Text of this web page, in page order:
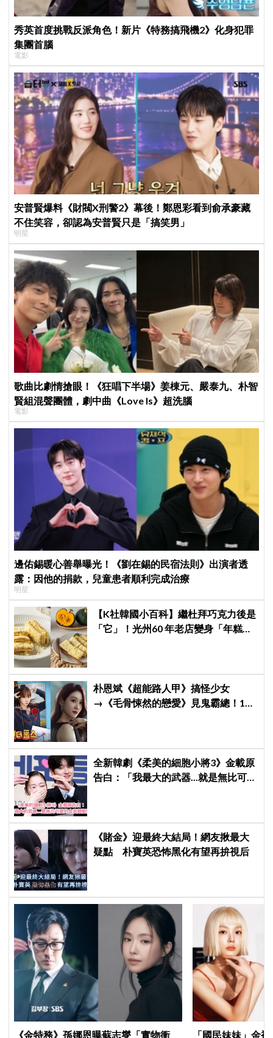
秀英首度挑戰反派角色！新片《特務搞飛機2》化身犯罪
集團首腦
電影
安普賢爆料《財閥X刑警2》幕後！鄭恩彩看到俞承豪藏
不住笑容，卻認為安普賢只是「搞笑男」
明星
歌曲比劇情搶眼！《狂唱下半場》姜棟元、嚴泰九、朴智
賢組混聲團體，劇中曲《Love Is》超洗腦
電影
邊佑錫暖心善舉曝光！《劉在錫的民宿法則》出演者透
露：因他的捐款，兒童患者順利完成治療
明星
【K社韓國小百科】繼杜拜巧克力後是
「它」！光州60 年老店變身「年糕界
朴恩斌《超能路人甲》搞怪少女
→《毛骨悚然的戀愛》見鬼霸總！180
全新韓劇《柔美的細胞小將3》金載原
告白：「我最大的武器...就是無比可愛
《賭金》迎最終大結局！網友揪最大
疑點 朴寶英恐怖黑化有望再拚視后
《金特務》孫娜恩曝蘇志燮「實物衝 「國民妹妹」金